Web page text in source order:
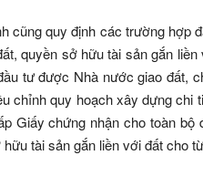
cũng quy định các trường hợp
quyền sở hữu tài sản gắn
tư được Nhà nước giao đất,
chỉnh quy hoạch xây dựng
Giấy chứng nhận cho toàn
tài sản gắn liền với đất cho